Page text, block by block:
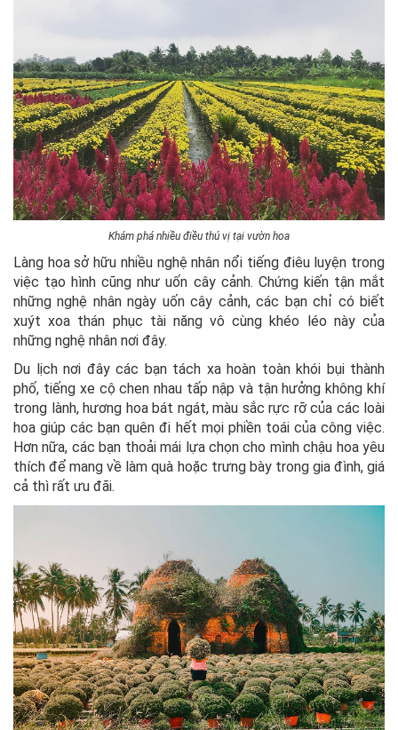
Khám phá nhiều điều thú vị tại vườn hoa
Làng hoa sở hữu nhiều nghệ nhân nổi tiếng điêu luyện trong
việc tạo hình cũng như uốn cây cảnh. Chứng kiến tận mắt
những nghệ nhân ngày uốn cây cảnh, các bạn chỉ có biết
xuýt xoa thán phục tài năng vô cùng khéo léo này của
những nghệ nhân nơi đây.
Du lịch nơi đây các bạn tách xa hoàn toàn khói bụi thành
phố, tiếng xe cộ chen nhau tấp nập và tận hưởng không khí
trong lành, hương hoa bát ngát, màu sắc rực rỡ của các loài
hoa giúp các bạn quên đi hết mọi phiền toái của công việc.
Hơn nữa, các bạn thoải mái lựa chọn cho mình chậu hoa yêu
thích để mang về làm quà hoặc trưng bày trong gia đình, giá
cả thì rất ưu đãi.